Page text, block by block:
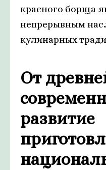
красного борща
непрерывным
кулинарных
От
развитие